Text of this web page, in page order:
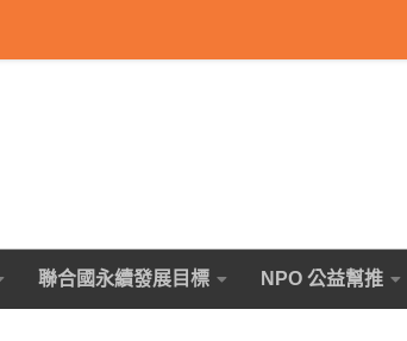
聯合國永續發展目標 NPO 公益幫推